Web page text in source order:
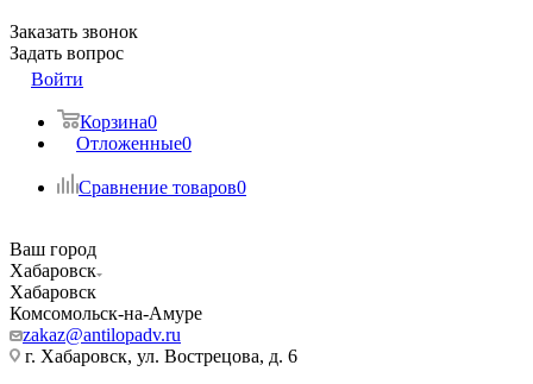
Заказать звонок
Задать вопрос
Войти
Корзина0
Отложенные0
Сравнение товаров0
Ваш город
Хабаровск
Хабаровск
Комсомольск-на-Амуре
zakaz@antilopadv.ru
г. Хабаровск, ул. Вострецова, д. 6